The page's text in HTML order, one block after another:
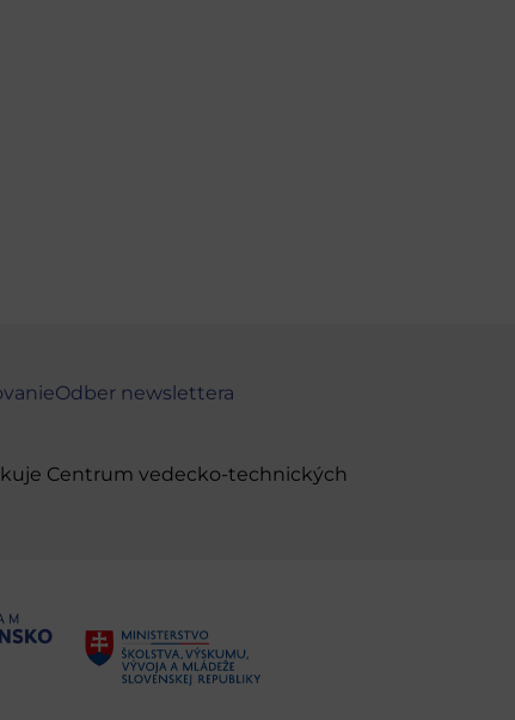
Odber newslettera
Centrum vedecko-technických